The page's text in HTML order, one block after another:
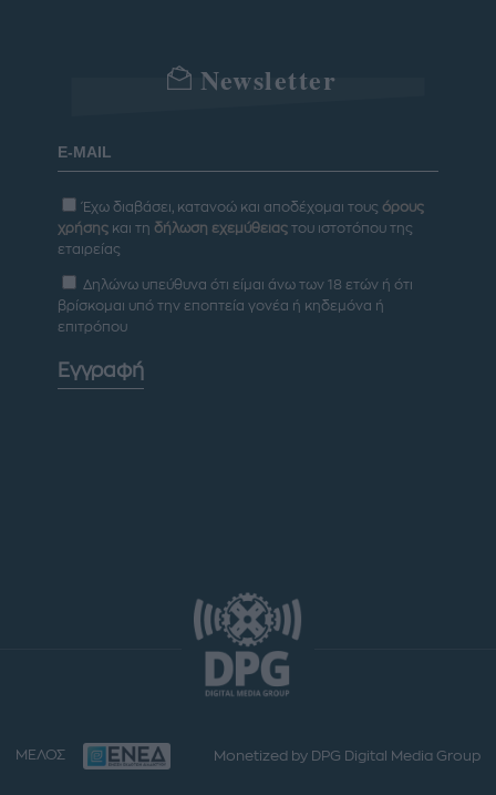
Newsletter
Έχω διαβάσει, κατανοώ και αποδέχομαι τους όρους
χρήσης και τη δήλωση εχεμύθειας του ιστοτόπου της
εταιρείας
Δηλώνω υπεύθυνα ότι είμαι άνω των 18 ετών ή ότι
βρίσκομαι υπό την εποπτεία γονέα ή κηδεμόνα ή
επιτρόπου
Εγγραφή
ΜΕΛΟΣ Monetized by DPG Digital Media Group